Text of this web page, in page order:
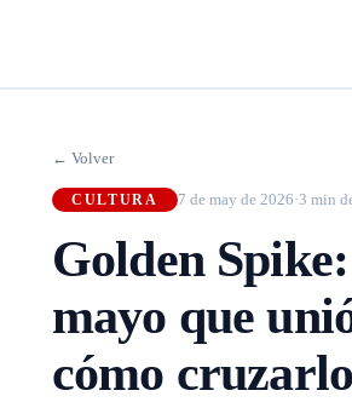
← Volver
CULTURA 7 de may de 2026·3 min
Golden
mayo que
cómo